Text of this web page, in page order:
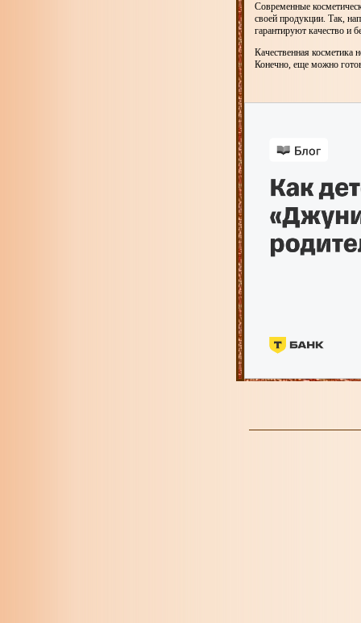
Современные
своей продукции. Так,
гарантируют качество и
Качественная косметика
Конечно, еще можно